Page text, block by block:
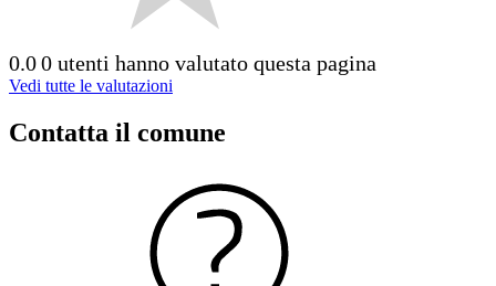
0.00 utenti hanno valutato questa pagina
Vedi tutte le valutazioni
Contatta il comune